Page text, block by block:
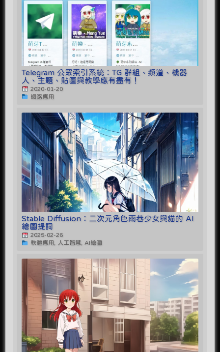
Telegram 公眾索引系統：TG 群組、頻道、機器
人、主題、貼圖與教學應有盡有！
2020-01-20
網路應用
Stable Diffusion：二次元角色雨巷少女與貓的 AI
繪圖提詞
2025-02-26
軟體應用, 人工智慧, AI繪圖